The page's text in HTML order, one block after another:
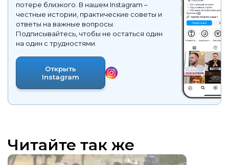
потере близкого. В нашем Instagram –
честные истории, практические советы и
ответы на важные вопросы.
Подписывайтесь, чтобы не остаться один
на один с трудностями.
Открыть
Instagram
Читайте так же